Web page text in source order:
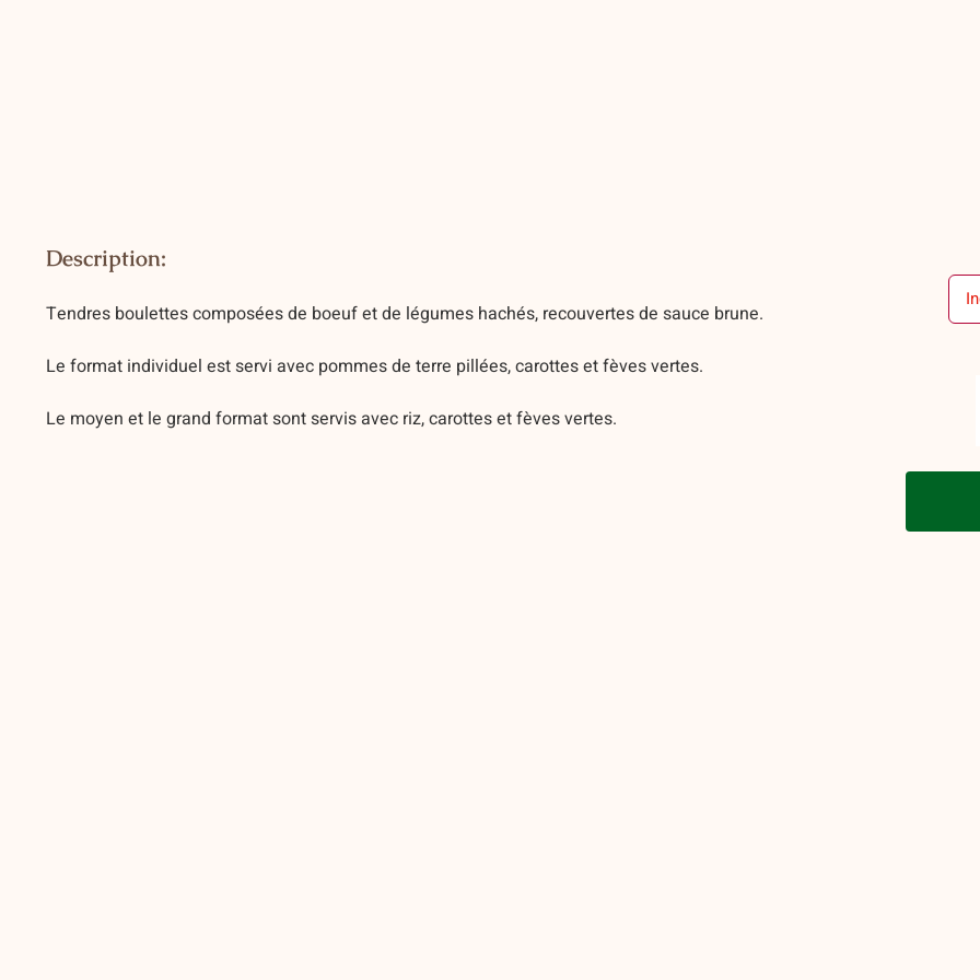
Description:
Tendres boulettes composées de boeuf et de légumes hachés, recouvertes de sauce brune.
Le format individuel est servi avec pommes de terre pillées, carottes et fèves vertes.
Le moyen et le grand format sont servis avec riz, carottes et fèves vertes.